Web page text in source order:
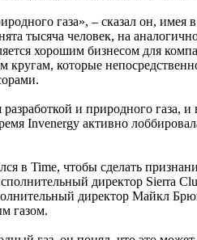
газа», – сказал он,
тысяча человек, на
хорошим бизнесом для
которые
и природного газа,
Invenergy активно
в Time, чтобы сделать
директор Sierra
директор Майкл
газом.